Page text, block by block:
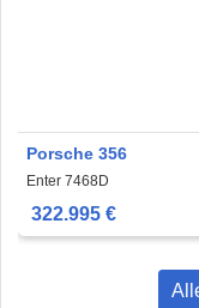
Porsche 356
Enter 7468D
322.995 €